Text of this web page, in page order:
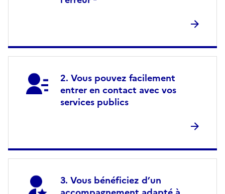
Vous pouvez facilement
entrer en contact avec vos
services publics
Vous bénéficiez d’un